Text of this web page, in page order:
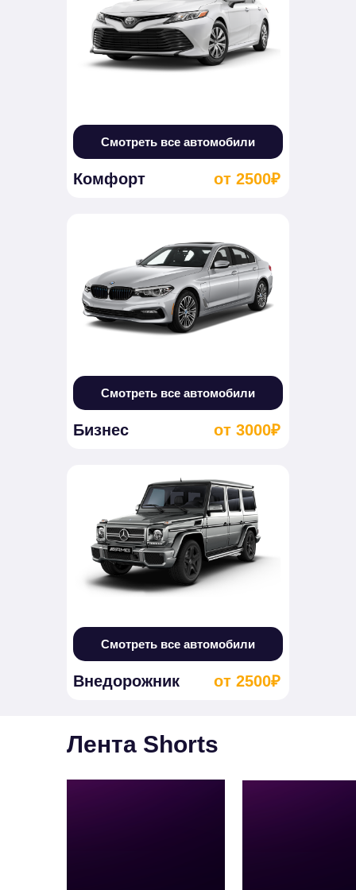
Комфорт от 2500₽
Смотреть все автомобили
Бизнес от 3000₽
Смотреть все автомобили
Внедорожник от 2500₽
Смотреть все автомобили
Лента Shorts